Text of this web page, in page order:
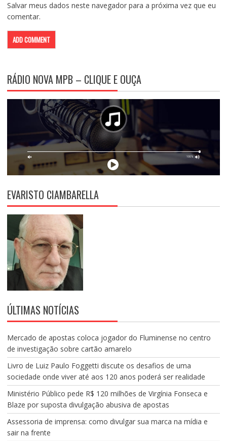
Salvar meus dados neste navegador para a próxima vez que eu
comentar.
RÁDIO NOVA MPB – CLIQUE E OUÇA
EVARISTO CIAMBARELLA
ÚLTIMAS NOTÍCIAS
Mercado de apostas coloca jogador do Fluminense no centro
de investigação sobre cartão amarelo
Livro de Luiz Paulo Foggetti discute os desafios de uma
sociedade onde viver até aos 120 anos poderá ser realidade
Ministério Público pede R$ 120 milhões de Virgínia Fonseca e
Blaze por suposta divulgação abusiva de apostas
Assessoria de imprensa: como divulgar sua marca na mídia e
sair na frente